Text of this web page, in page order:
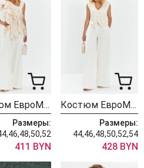
Костюм ЕвроМода 752 молочный + молочный
Размеры:
411 BYN
Костюм ЕвроМода 749
Размеры:
44,46,48,50,52,54
428 BYN